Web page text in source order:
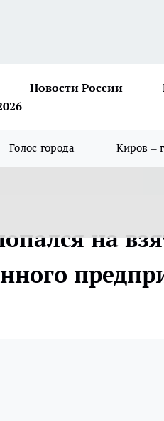
Новости России
Голос города Киров –
на